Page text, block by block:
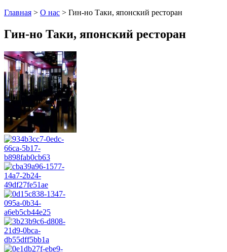
Главная > О нас > Гин-но Таки, японский ресторан
Гин-но Таки, японский ресторан